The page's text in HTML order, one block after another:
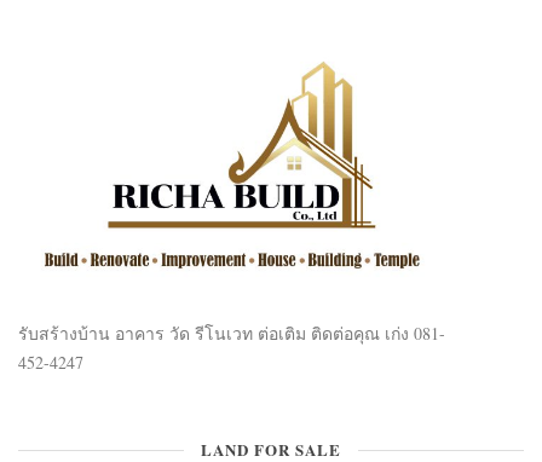
รับสร้างบ้าน อาคาร วัด รีโนเวท ต่อเติม ติดต่อคุณ เก่ง 081-
452-4247
LAND FOR SALE